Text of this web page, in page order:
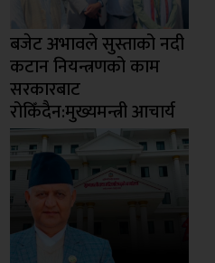
बजेट अभावले सुस्ताको नदी
कटान नियन्त्रणको काम
सरकारबाट
रोकिँदैन:मुख्यमन्त्री आचार्य